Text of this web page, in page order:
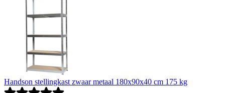
Handson stellingkast zwaar metaal 180x90x40 cm 175 kg